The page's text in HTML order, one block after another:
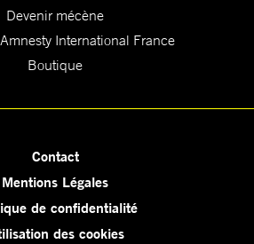
Devenir mécène
International France
Boutique
Contact
Mentions Légales
de confidentialité
des cookies